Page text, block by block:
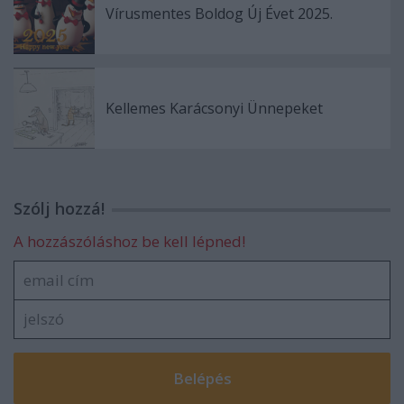
Vírusmentes Boldog Új Évet 2025.
Kellemes Karácsonyi Ünnepeket
Szólj hozzá!
A hozzászóláshoz be kell lépned!